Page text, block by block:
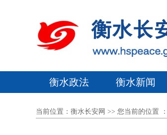
衡水政法 衡水新闻
当前位置： 衡水长安网 >> 您当前的位置 ：